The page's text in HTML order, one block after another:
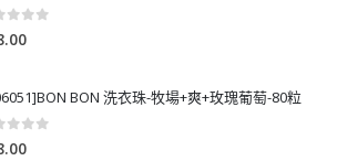
of 5
BON 洗衣珠-牧場+爽+玫瑰葡萄-80粒